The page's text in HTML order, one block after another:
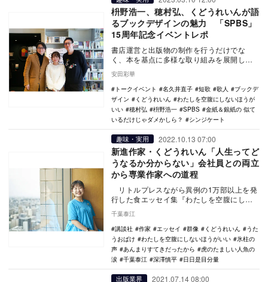
枡野浩一、穂村弘、くどうれいんが語
るブックデザインの魅力 「SPBS」
15周年記念イベントレポ
書店運営と出版物の制作を行うだけでな
く、本を基点に多様な取り組みを展開し文
化の育成に貢献してきた「SHIBUYA
PUBLISH…
安田彩華
トークイベント
名久井直子 短歌 歌人
ブックデ
ザイン
くどうれいん
わたしを空腹にしないほうが
いい
穂村弘 枡野浩一 SPBS
金紙＆銀紙の 似て
いるだけじゃダメかしら？
シンジケート
趣味・実用 2022.10.13 07:00
新進作家・くどうれいん「人生ってど
うなるか分からない」会社員との両立
から専業作家への道程
リトルプレスながら異例の1万部以上を発
行した食エッセイ集『わたしを空腹にしな
いほうがいい』（BOOKNERD）にはじま
り、…
千葉泰江
講談社
作家 エッセイ 群像 くどうれいん
うた
うおばけ
わたしを空腹にしないほうがいい
氷柱の
声
あんまりすてきだったから
虎のたましい人魚の
涙
千葉泰江 深澤慎平 日日是目分量
出版業界 2021.07.14 08:00